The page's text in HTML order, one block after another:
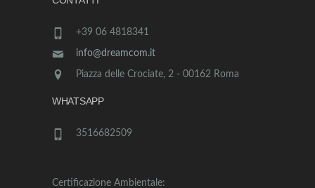
+39 06 4818341
info@dreamcom.it
Piazza delle Crociate, 2 - 00162 Roma
WHATSAPP
3516682509
Certificazione Ambientale: